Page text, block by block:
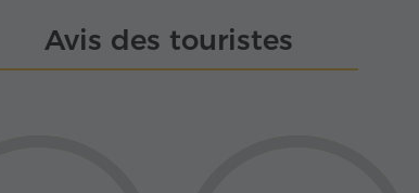
Avis des touristes